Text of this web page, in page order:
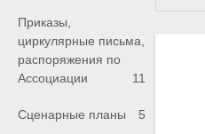
Приказы,
циркулярные письма,
распоряжения по
Ассоциации
11
Сценарные планы 5